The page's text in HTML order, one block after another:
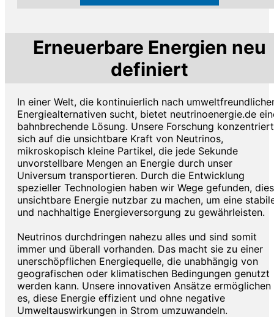
Erneuerbare Energien neu
definiert
In einer Welt, die kontinuierlich nach
Energiealternativen sucht, bietet neutrinoenergie.de
bahnbrechende Lösung. Unsere Forschung konzentriert
sich auf die unsichtbare Kraft von Neutrinos,
mikroskopisch kleine Partikel, die jede Sekunde
unvorstellbare Mengen an Energie durch unser
Universum transportieren. Durch die Entwicklung
spezieller Technologien haben wir Wege gefunden,
unsichtbare Energie nutzbar zu machen, um eine
und nachhaltige Energieversorgung zu gewährleisten.
Neutrinos durchdringen nahezu alles und sind somit
immer und überall vorhanden. Das macht sie zu einer
unerschöpflichen Energiequelle, die unabhängig von
geografischen oder klimatischen Bedingungen genutzt
werden kann. Unsere innovativen Ansätze ermöglichen
es, diese Energie effizient und ohne negative
Umweltauswirkungen in Strom umzuwandeln.